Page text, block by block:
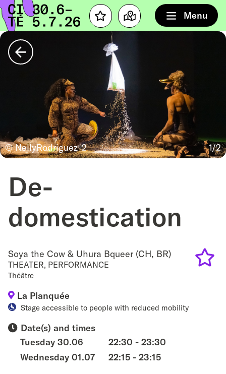
Favourites
© NellyRodriguez_2 1/2
De-
domestication
Soya the Cow & Uhura Bqueer (CH, BR)
THEATER, PERFORMANCE
Théâtre
La Planquée
Stage accessible to people with reduced mobility
Date(s) and times
Tuesday 30.06
22:30 - 23:30
Wednesday 01.07
22:15 - 23:15